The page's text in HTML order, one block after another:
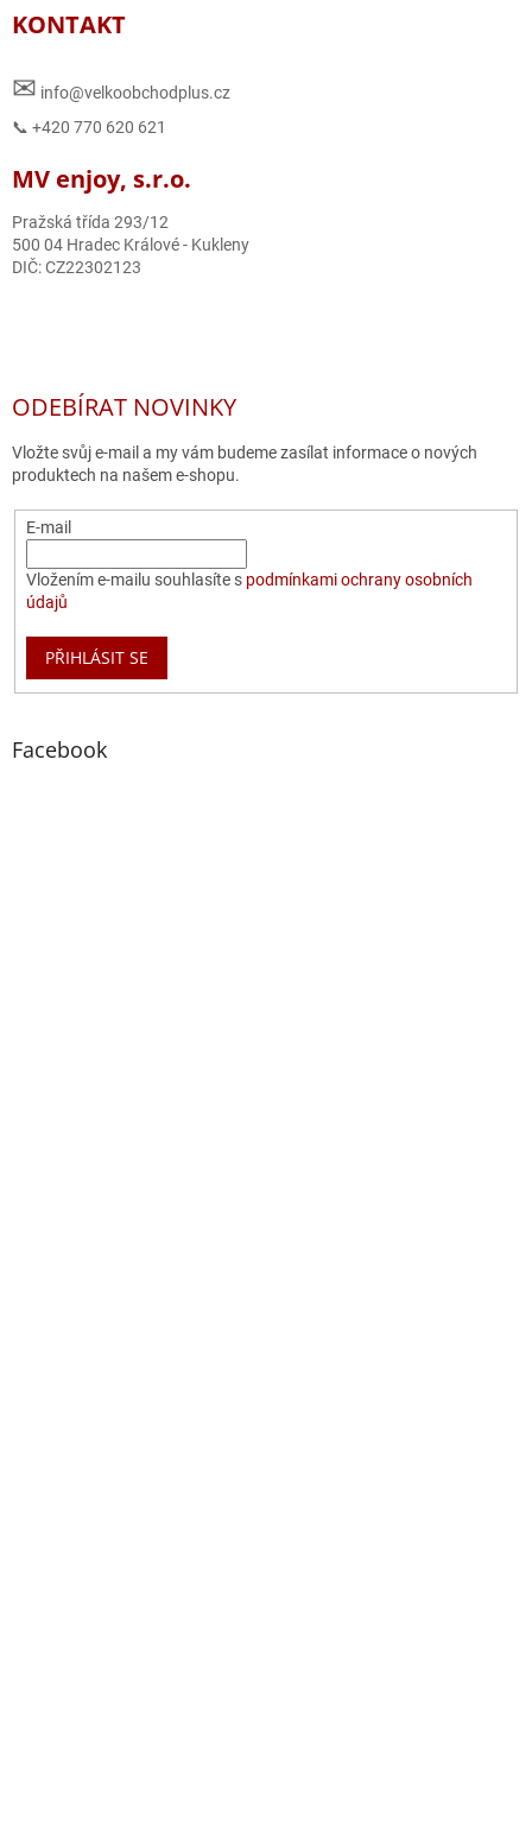
KONTAKT
✉ info@velkoobchodplus.cz
📞 +420 770 620 621
MV enjoy, s.r.o.
Pražská třída 293/12
500 04 Hradec Králové - Kukleny
DIČ: CZ22302123
ODEBÍRAT NOVINKY
Vložte svůj e-mail a my vám budeme zasílat informace o nových
produktech na našem e-shopu.
E-mail
Vložením e-mailu souhlasíte s podmínkami ochrany osobních
údajů
PŘIHLÁSIT SE
Facebook